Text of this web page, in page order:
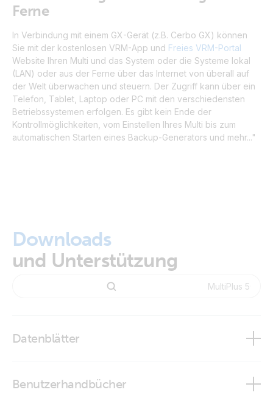
Ferne
In Verbindung mit einem GX-Gerät (z.B. Cerbo GX) können
Sie mit der kostenlosen VRM-App und Freies VRM-Portal
Website Ihren Multi und das System oder die Systeme lokal
(LAN) oder aus der Ferne über das Internet von überall auf
der Welt überwachen und steuern. Der Zugriff kann über ein
Telefon, Tablet, Laptop oder PC mit den verschiedensten
Betriebssystemen erfolgen. Es gibt kein Ende der
Kontrollmöglichkeiten, vom Einstellen Ihres Multi bis zum
automatischen Starten eines Backup-Generators und mehr..."
Downloads
und Unterstützung
Datenblätter
Benutzerhandbücher